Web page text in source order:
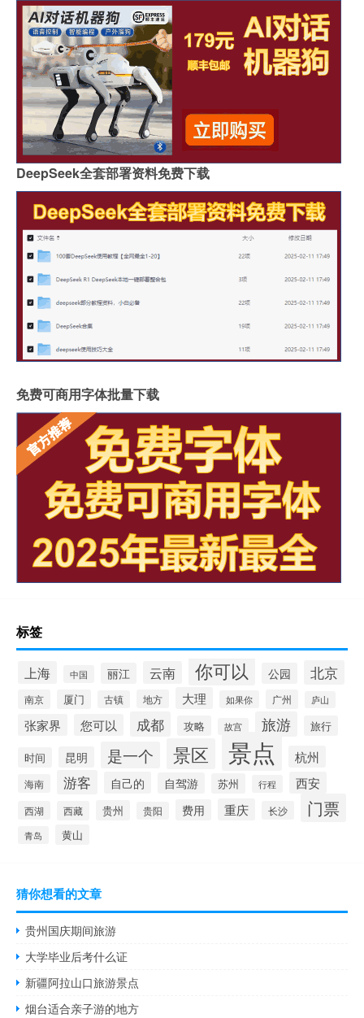
DeepSeek全套部署资料免费下载
免费可商用字体批量下载
标签
上海 中国 丽江 云南 你可以 公园 北京
南京 厦门 古镇 地方 大理 如果你 广州 庐山
张家界 您可以 成都 攻略 故宫 旅游 旅行
时间 昆明 是一个 景区 景点 杭州
海南 游客 自己的 自驾游 苏州 行程 西安
西湖 西藏 贵州 贵阳 费用 重庆 长沙 门票
青岛 黄山
猜你想看的文章
贵州国庆期间旅游
大学毕业后考什么证
新疆阿拉山口旅游景点
烟台适合亲子游的地方